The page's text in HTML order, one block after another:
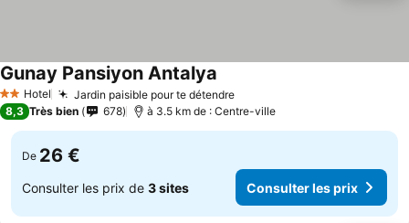
2 Étoiles
Hotel Jardin paisible pour te détendre
Gunay Pansiyon Antalya
8,3 Très bien 678 à 3.5 km de : Centre-ville
De 26 €
Consulter les prix de 3 sites Consulter les prix